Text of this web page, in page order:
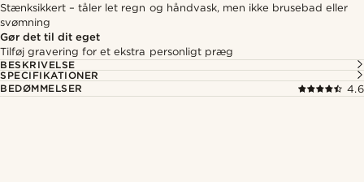
Stænksikkert – tåler let regn og håndvask, men ikke brusebad eller
svømning
Gør det til dit eget
Tilføj gravering for et ekstra personligt præg
BESKRIVELSE
SPECIFIKATIONER
BEDØMMELSER
4.6